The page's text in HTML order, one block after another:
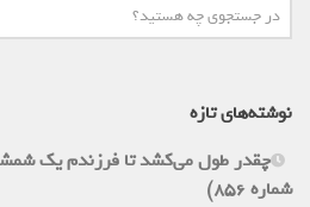
نوشته‌های تازه
چقدر طول می‌کشد تا فرزندم یک
شماره 856)